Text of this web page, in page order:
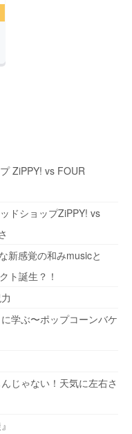
ZiPPY! vs FOUR
ドショップZiPPY! vs
新感覚の和みmusicと
ト誕生？！
学ぶ〜ポップコーンバケ
じゃない！天気に左右さ